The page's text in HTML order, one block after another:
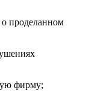
проделанном
фирму;